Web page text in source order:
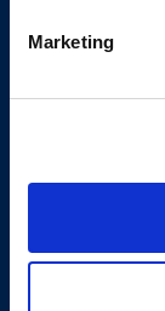
Marketing
odmcd_va